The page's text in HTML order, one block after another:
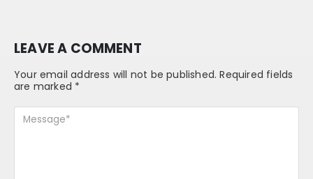
LEAVE A COMMENT
Your email address will not be published. Required fields
are marked *